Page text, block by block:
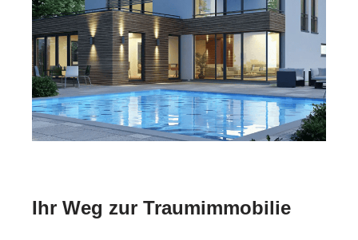
Ihr Weg zur Traumimmobilie